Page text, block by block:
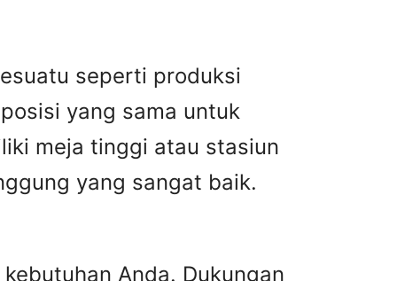
seperti produksi
yang sama untuk
meja tinggi atau stasiun
yang sangat baik.
Anda. Dukungan